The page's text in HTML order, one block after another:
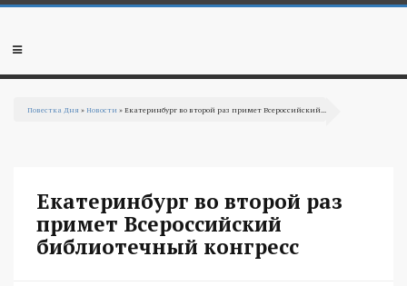
Перейти к основному содержанию
Мобильное
Повестка Дня »Новости » Екатеринбург во второй раз примет Всероссийский...
Екатеринбург во второй раз
примет Всероссийский
библиотечный конгресс